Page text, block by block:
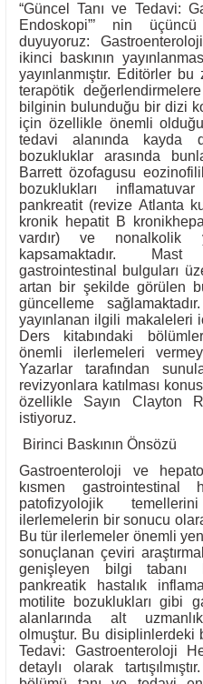
“Güncel Tanı ve Tedavi:
Endoskopi”’ nin üçüncü
duyuyoruz:
ikinci baskının
yayınlanmıştır. Editörler
terapötik
bilginin bulunduğu bir dizi
için özellikle önemli
tedavi alanında kayda
bozukluklar arasında
Barrett özofagusu
bozuklukları
pankreatit (revize Atlanta
kronik hepatit B
vardır) ve nonalkolik
kapsamaktadır. Mast
gastrointestinal bulguları
artan bir şekilde görülen
güncelleme
yayınlanan ilgili makaleleri
Ders kitabındaki
önemli ilerlemeleri
Yazarlar tarafından
revizyonlara katılması
özellikle Sayın Clayton
istiyoruz.
Birinci Baskının Önsözü
Gastroenteroloji ve
kısmen gastrointestinal
patofizyolojik
ilerlemelerin bir sonucu
Bu tür ilerlemeler önemli
sonuçlanan çeviri
genişleyen bilgi tabanı
pankreatik hastalık
motilite bozuklukları gibi
alanlarında alt
olmuştur. Bu disiplinlerdeki
Tedavi: Gastroenteroloji
detaylı olarak